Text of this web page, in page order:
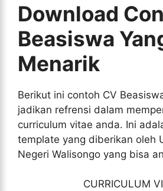
Download
Beasiswa
Menarik
Berikut ini contoh CV
jadikan refrensi dalam
curriculum vitae anda. Ini
template yang diberikan oleh
Negeri Walisongo yang bisa
CURRICULUM